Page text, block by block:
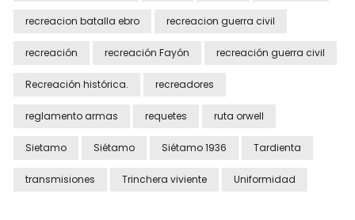
recreacion batalla ebro recreacion guerra civil
recreación recreación Fayón recreación guerra civil
Recreación histórica. recreadores
reglamento armas requetes ruta orwell
Sietamo Siétamo Siétamo 1936 Tardienta
transmisiones Trinchera viviente Uniformidad